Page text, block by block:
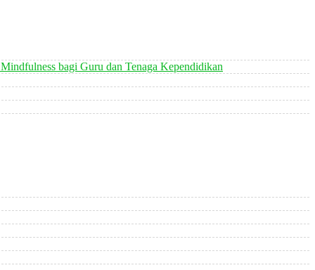
bagi Guru dan Tenaga Kependidikan